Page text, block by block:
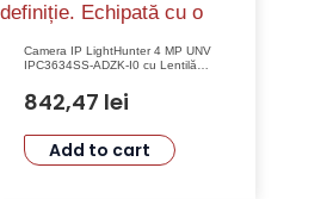
Camera IP LightHunter 4 MP UNV
IPC3634SS-ADZK-I0 cu Lentilă
842,47 lei
Add to cart